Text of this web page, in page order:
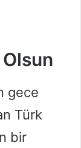
gece
Türk
bir